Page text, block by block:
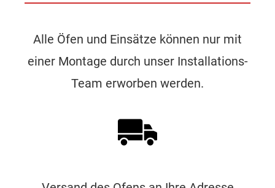
Alle Öfen und Einsätze können nur mit
einer Montage durch unser Installations-
Team erworben werden.